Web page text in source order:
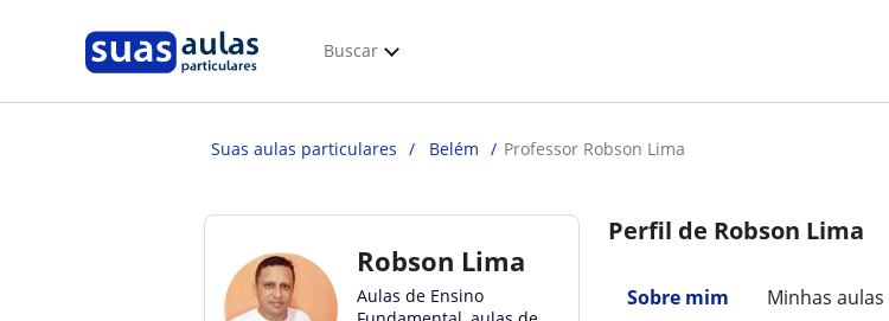
Buscar
Suas aulas particulares Belém Professor Robson Lima
Robson Lima
Aulas de Ensino
Perfil de Robson Lima
Sobre mim Minhas aulas